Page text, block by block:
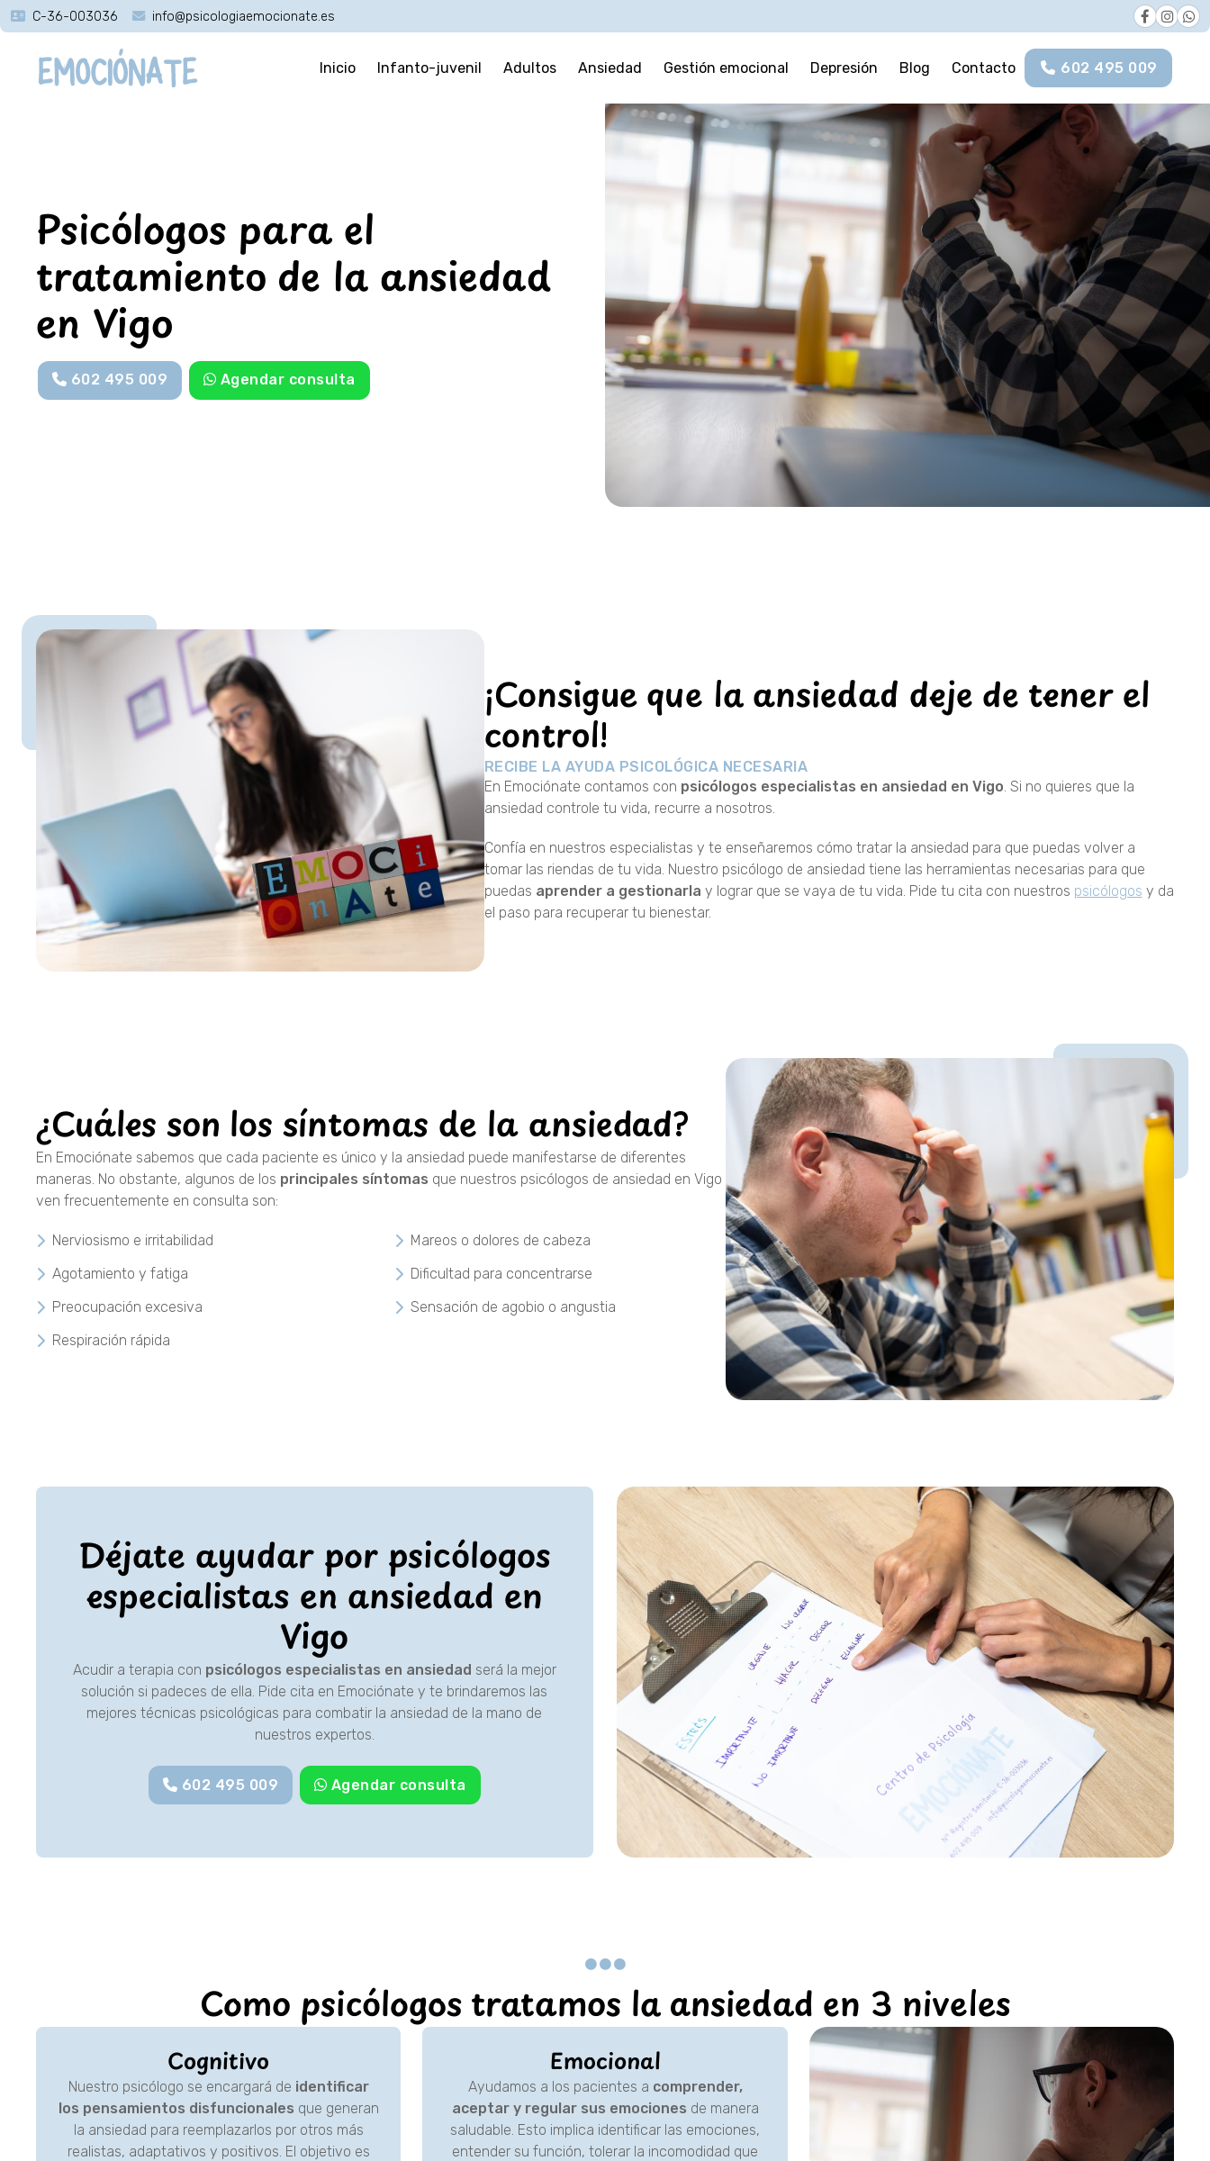
C-36-003036 info@psicologiaemocionate.es
Inicio Infanto-juvenil Adultos Ansiedad Gestión emocional Depresión Blog Contacto 602 495 009
Psicólogos para el
tratamiento de la ansiedad
en Vigo
602 495 009 Agendar consulta
¡Consigue que la ansiedad deje de tener el
control!
RECIBE LA AYUDA PSICOLÓGICA NECESARIA
En Emociónate contamos con psicólogos especialistas en ansiedad en Vigo. Si no quieres que la
ansiedad controle tu vida, recurre a nosotros.
Confía en nuestros especialistas y te enseñaremos cómo tratar la ansiedad para que puedas volver a
tomar las riendas de tu vida. Nuestro psicólogo de ansiedad tiene las herramientas necesarias para que
puedas aprender a gestionarla y lograr que se vaya de tu vida. Pide tu cita con nuestros psicólogos y da
el paso para recuperar tu bienestar.
¿Cuáles son los síntomas de la ansiedad?
En Emociónate sabemos que cada paciente es único y la ansiedad puede manifestarse de diferentes
maneras. No obstante, algunos de los principales síntomas que nuestros psicólogos de ansiedad en Vigo
ven frecuentemente en consulta son:
Nerviosismo e irritabilidad
Agotamiento y fatiga
Preocupación excesiva
Respiración rápida
Mareos o dolores de cabeza
Dificultad para concentrarse
Sensación de agobio o angustia
Déjate ayudar por psicólogos
especialistas en ansiedad en
Vigo
Acudir a terapia con psicólogos especialistas en ansiedad será la mejor
solución si padeces de ella. Pide cita en Emociónate y te brindaremos las
mejores técnicas psicológicas para combatir la ansiedad de la mano de
nuestros expertos.
602 495 009 Agendar consulta
Como psicólogos tratamos la ansiedad en 3 niveles
Cognitivo
Nuestro psicólogo se encargará de identificar
los pensamientos disfuncionales que generan
la ansiedad para reemplazarlos por otros más
realistas, adaptativos y positivos. El objetivo es
Emocional
Ayudamos a los pacientes a comprender,
aceptar y regular sus emociones de manera
saludable. Esto implica identificar las emociones,
entender su función, tolerar la incomodidad que